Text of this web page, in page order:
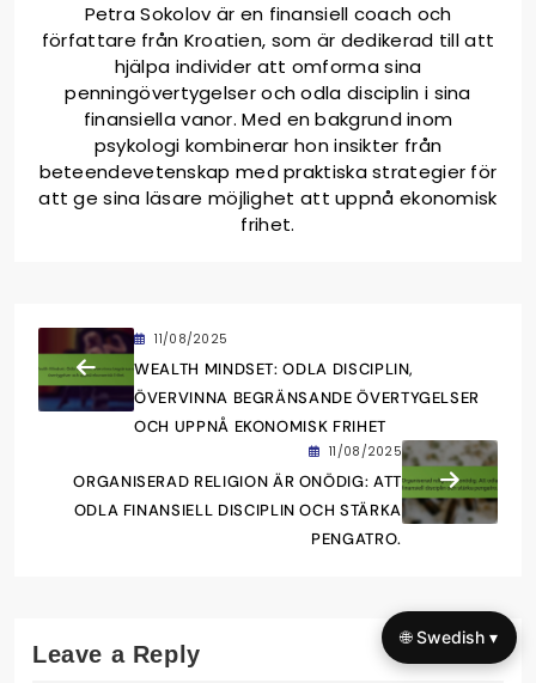
Petra Sokolov är en finansiell coach och
författare från Kroatien, som är dedikerad till att
hjälpa individer att omforma sina
penningövertygelser och odla disciplin i sina
finansiella vanor. Med en bakgrund inom
psykologi kombinerar hon insikter från
beteendevetenskap med praktiska strategier för
att ge sina läsare möjlighet att uppnå ekonomisk
frihet.
11/08/2025
WEALTH MINDSET: ODLA DISCIPLIN,
ÖVERVINNA BEGRÄNSANDE ÖVERTYGELSER
OCH UPPNÅ EKONOMISK FRIHET
11/08/2025
ORGANISERAD RELIGION ÄR ONÖDIG: ATT
ODLA FINANSIELL DISCIPLIN OCH STÄRKA
PENGATRO.
Leave a Reply
🌐 Swedish ▾